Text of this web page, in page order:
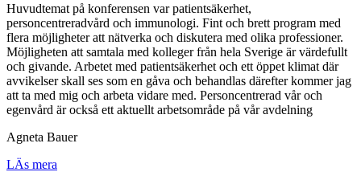
Huvudtemat på konferensen var patientsäkerhet,
personcentreradvård och immunologi. Fint och brett program med
flera möjligheter att nätverka och diskutera med olika professioner.
Möjligheten att samtala med kolleger från hela Sverige är värdefullt
och givande. Arbetet med patientsäkerhet och ett öppet klimat där
avvikelser skall ses som en gåva och behandlas därefter kommer jag
att ta med mig och arbeta vidare med. Personcentrerad vår och
egenvård är också ett aktuellt arbetsområde på vår avdelning
Agneta Bauer
LÄs mera